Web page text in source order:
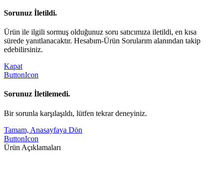
Sorunuz İletildi.
Ürün ile ilgili sormuş olduğunuz soru satıcımıza iletildi, en kısa
sürede yanıtlanacaktır. Hesabım-Ürün Sorularım alanından takip
edebilirsiniz.
Kapat
ButtonIcon
Sorunuz İletilemedi.
Bir sorunla karşılaşıldı, lütfen tekrar deneyiniz.
Tamam, Anasayfaya Dön
ButtonIcon
Ürün Açıklamaları